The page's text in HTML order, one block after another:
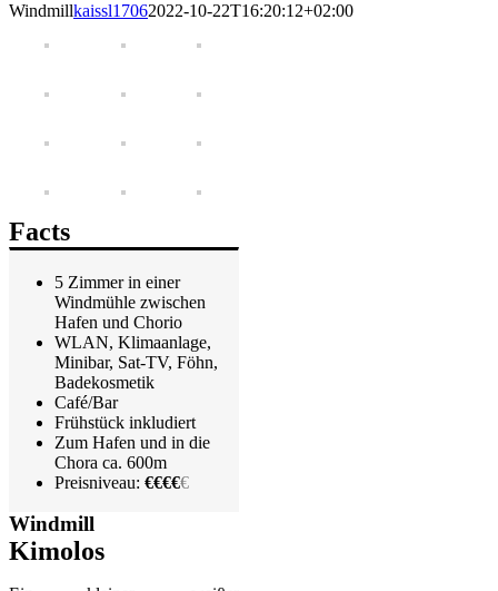
Image
Windmillkaissl17062022-10-22T16:20:12+02:00
Facts
5 Zimmer in einer
Windmühle zwischen
Hafen und Chorio
WLAN, Klimaanlage,
Minibar, Sat-TV, Föhn,
Badekosmetik
Café/Bar
Frühstück inkludiert
Zum Hafen und in die
Chora ca. 600m
Preisniveau: €€€€€
Windmill
Kimolos